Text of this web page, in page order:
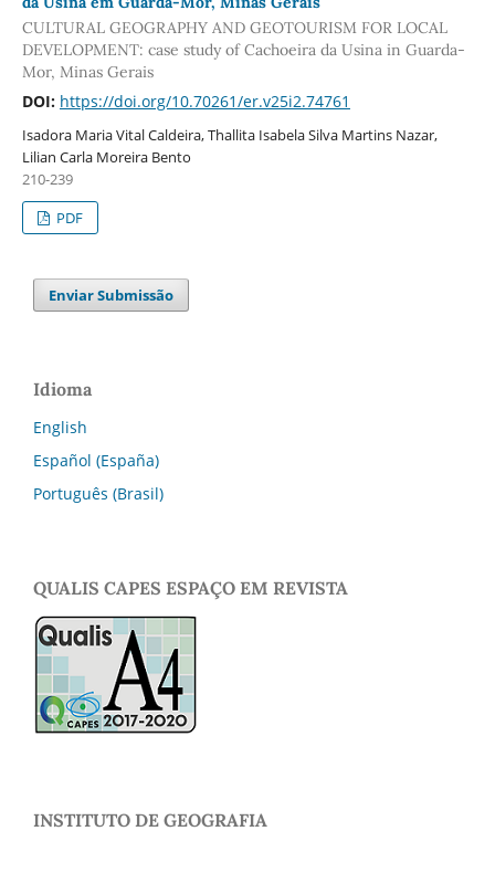
CULTURAL GEOGRAPHY AND GEOTOURISM FOR LOCAL
DEVELOPMENT: case study of Cachoeira da Usina in Guarda-
Mor, Minas Gerais
DOI: https://doi.org/10.70261/er.v25i2.74761
Isadora Maria Vital Caldeira, Thallita Isabela Silva Martins Nazar,
Lilian Carla Moreira Bento
210-239
PDF
Enviar Submissão
Idioma
English
Español (España)
Português (Brasil)
QUALIS CAPES ESPAÇO EM REVISTA
INSTITUTO DE GEOGRAFIA